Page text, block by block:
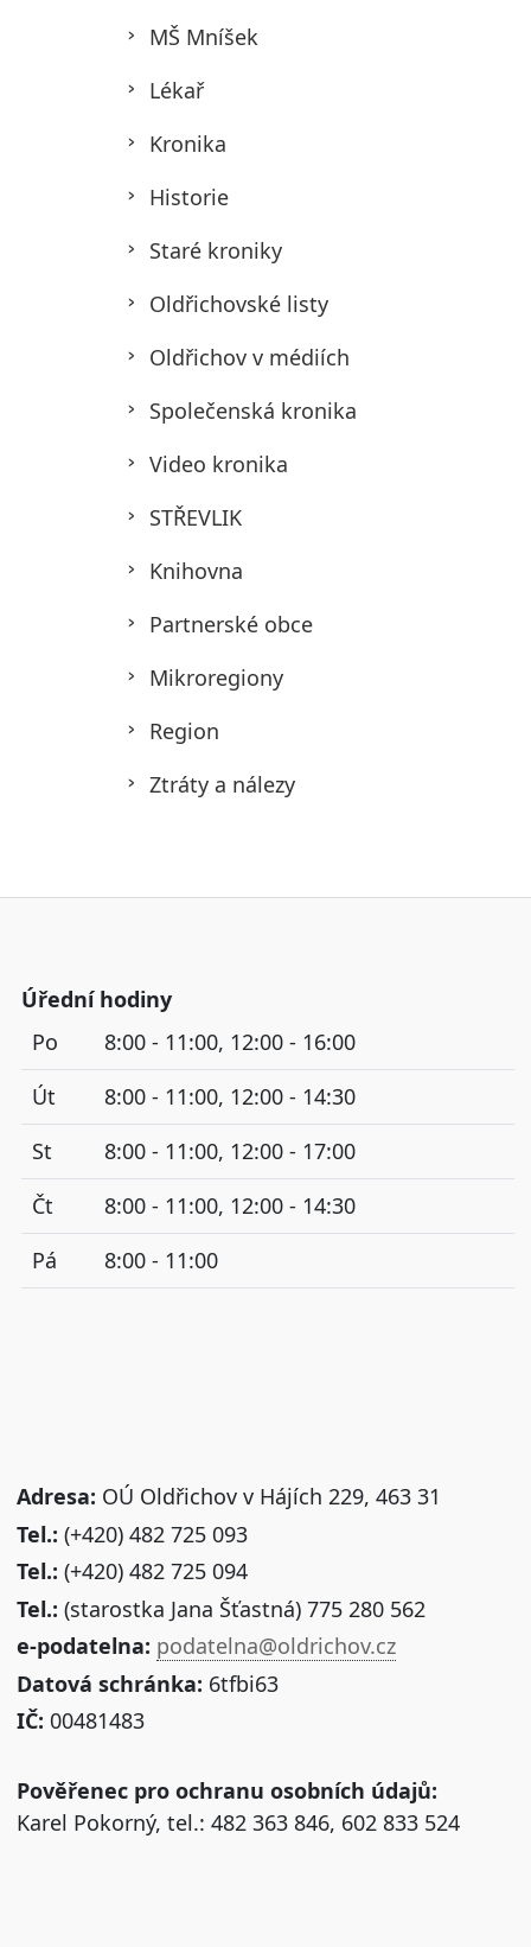
MŠ Mníšek
Lékař
Kronika
Historie
Staré kroniky
Oldřichovské listy
Oldřichov v médiích
Společenská kronika
Video kronika
STŘEVLIK
Knihovna
Partnerské obce
Mikroregiony
Region
Ztráty a nálezy
Úřední hodiny
Po
8:00 - 11:00, 12:00 - 16:00
Út
8:00 - 11:00, 12:00 - 14:30
St
8:00 - 11:00, 12:00 - 17:00
Čt
8:00 - 11:00, 12:00 - 14:30
Pá
8:00 - 11:00
Adresa: OÚ Oldřichov v Hájích 229, 463 31
Tel.: (+420) 482 725 093
Tel.: (+420) 482 725 094
Tel.: (starostka Jana Šťastná) 775 280 562
e-podatelna: podatelna@oldrichov.cz
Datová schránka: 6tfbi63
IČ: 00481483
Pověřenec pro ochranu osobních údajů:
Karel Pokorný, tel.: 482 363 846, 602 833 524